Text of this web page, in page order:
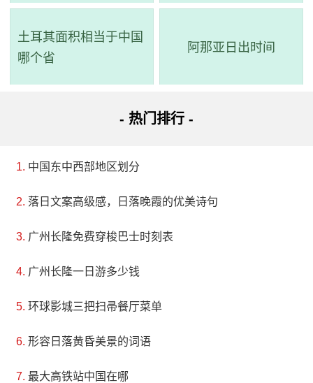
土耳其面积相当于中国
哪个省
阿那亚日出时间
- 热门排行 -
中国东中西部地区划分
落日文案高级感，日落晚霞的优美诗句
广州长隆免费穿梭巴士时刻表
广州长隆一日游多少钱
环球影城三把扫帚餐厅菜单
形容日落黄昏美景的词语
最大高铁站中国在哪